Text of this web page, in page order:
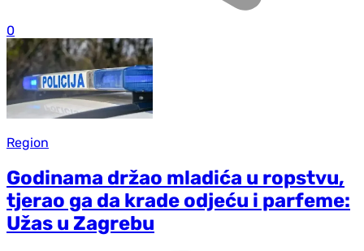
0
Region
Godinama držao mladića u ropstvu,
tjerao ga da krade odjeću i parfeme:
Užas u Zagrebu